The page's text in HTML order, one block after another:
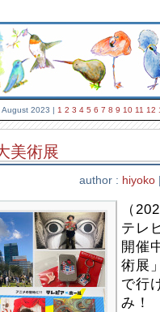
August 2023 | 1 2 3 4 5 6 7 8 9 10 11 12
美術展
author : hiyoko
（
テレ
開催
術展
で行
み！